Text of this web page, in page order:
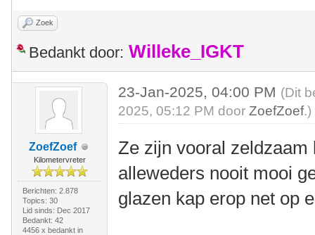
Zoek
Bedankt door: Willeke_IGKT
ZoefZoef
Kilometervreter
Berichten: 2.878
Topics: 30
Lid sinds: Dec 2017
Bedankt: 42
4456 x bedankt in
23-Jan-2025, 04:00 PM (Dit
2025, 05:12 PM doorZoefZoef.)
Ze zijn vooral
alleweders nooit mooi
glazen kap erop net op